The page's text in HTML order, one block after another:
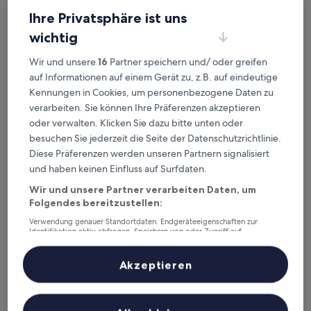
Unterkunft
8.8
von
Hervorragend,
(40
8,8/10 Hervorragend (40 Bewertungen)
beträgt
38 €
inkl. Steuern & Gebühren
10. Aug.–11. Aug.
Incheon Airport Hotel The One
Incheon Airport Hotel The One
2.0-
Sterne-
Seo-gu, 0,7 km von Asiad-Stadion-Station entfernt
Incheon Airport Hotel The One
Ihre Privatsphäre ist uns
wichtig
Wir und unsere16 Partner speichern und/ oder greifen
auf Informationen auf einem Gerät zu, z.B. auf eindeutige
Kennungen in Cookies, um personenbezogene Daten zu
verarbeiten. Sie können Ihre Präferenzen akzeptieren
oder verwalten. Klicken Sie dazu bitte unten oder
besuchen Sie jederzeit die Seite der Datenschutzrichtlinie.
Diese Präferenzen werden unseren Partnern signalisiert
und haben keinen Einfluss auf Surfdaten.
Wir und unsere Partner verarbeiten Daten, um
Folgendes bereitzustellen:
Verwendung genauer Standortdaten. Endgeräteeigenschaften zur
Identifikation aktiv abfragen. Speichern von oder Zugriff auf
Inhalte, Messung von Werbeleistung und der Performance von Inhalten,
Zielgruppenforschung sowie Entwicklung und Verbesserung von
Liste der Partner (Lieferanten)
Akzeptieren